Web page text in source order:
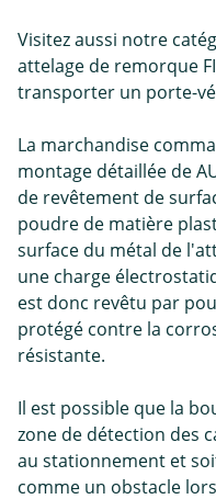
Visitez aussi notre
attelage de remorque
transporter un porte-
La marchandise
montage détaillée de
de revêtement de
poudre de matière
surface du métal de
une charge
est donc revêtu par
protégé contre la
résistante.
Il est possible que la
zone de détection des
au stationnement et
comme un obstacle